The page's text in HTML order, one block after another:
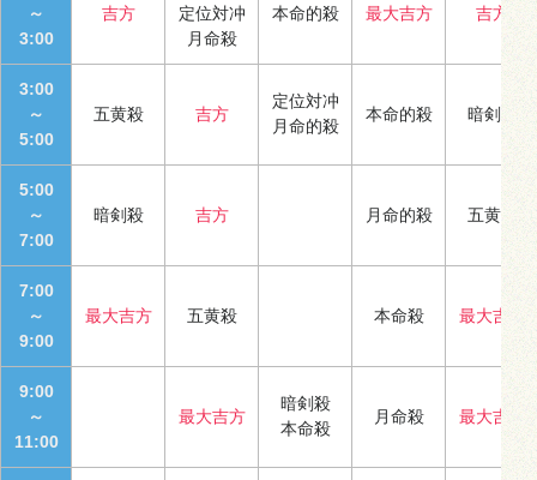
～
3:00
吉方
定位対冲
月命殺
本命的殺 最大吉方 吉方
3:00
～
5:00
五黄殺 吉方
定位対冲
月命的殺
本命的殺 暗剣殺
5:00
～
7:00
暗剣殺 吉方 月命的殺 五黄殺
7:00
～
9:00
最大吉方 五黄殺 本命殺 最大吉方
9:00
～
11:00
最大吉方
暗剣殺
本命殺
月命殺 最大吉方